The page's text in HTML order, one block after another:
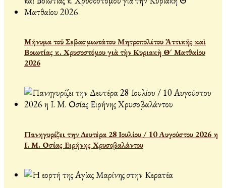
Μήνυμα τοῦ Σεβασμιωτάτου Μητροπολίτου Ἀττικῆς καὶ
Βοιωτίας κ. Χρυσοστόμου γιὰ τὴν Κυριακὴ Θ´ Ματθαίου
2026
Πανηγυρίζει την Δευτέρα 28 Ιουλίου / 10 Αυγούστου 2026 η
Ι. Μ. Οσίας Ειρήνης Χρυσοβαλάντου